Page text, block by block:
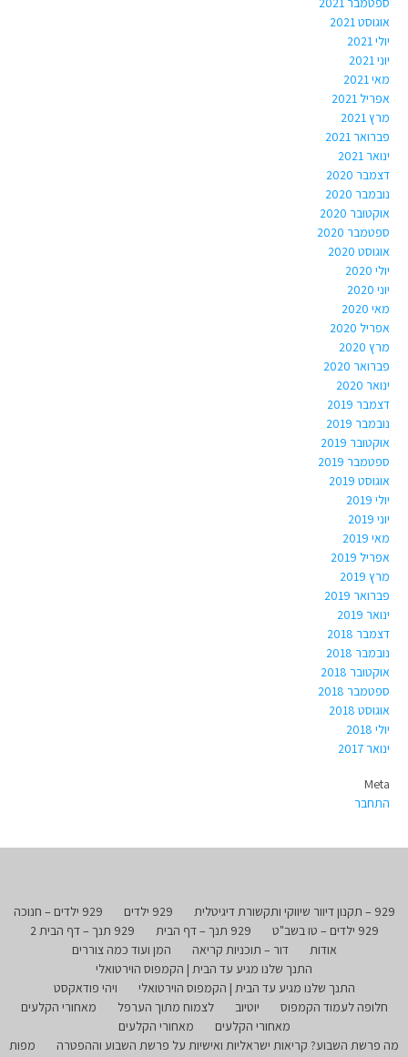
אוגוסט 2021
יולי 2021
יוני 2021
מאי 2021
אפריל 2021
מרץ 2021
פברואר 2021
ינואר 2021
דצמבר 2020
נובמבר 2020
אוקטובר 2020
ספטמבר 2020
אוגוסט 2020
יולי 2020
יוני 2020
מאי 2020
אפריל 2020
מרץ 2020
פברואר 2020
ינואר 2020
דצמבר 2019
נובמבר 2019
אוקטובר 2019
ספטמבר 2019
אוגוסט 2019
יולי 2019
יוני 2019
מאי 2019
אפריל 2019
מרץ 2019
פברואר 2019
ינואר 2019
דצמבר 2018
נובמבר 2018
אוקטובר 2018
ספטמבר 2018
אוגוסט 2018
יולי 2018
ינואר 2017
Meta
התחבר
929 – תקנון דיוור שיווקי ותקשורת דיגיטלית 929 ילדים
929 ילדים – חנוכה
929 ילדים – טו בשב"ט
929 תנך – דף הבית
929 תנך – דף הבית 2
אודות
דור – תוכניות קריאה
המן ועוד כמה צוררים
התנך שלנו מגיע עד הבית | הקמפוס הוירטואלי
התנך שלנו מגיע עד הבית | הקמפוס הוירטואלי
ויהי פודאקסט
חלופה לעמוד הקמפוס
יוטיוב לצמוח מתוך הערפל
מאחורי הקלעים
מאחורי הקלעים
מאחורי הקלעים
מה פרשת השבוע? קריאות ישראליות ואישיות על פרשת השבוע וההפטרה
מפות